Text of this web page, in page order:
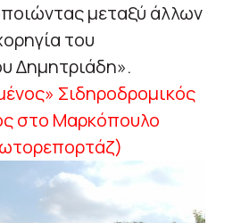
μεταξύ άλλων
του
Δημητριάδη».